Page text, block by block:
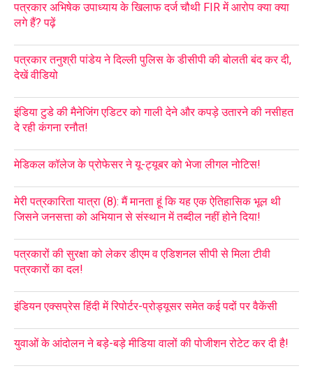
पत्रकार अभिषेक उपाध्याय के खिलाफ दर्ज चौथी FIR में आरोप क्या क्या
लगे हैं? पढ़ें
पत्रकार तनुश्री पांडेय ने दिल्ली पुलिस के डीसीपी की बोलती बंद कर दी,
देखें वीडियो
इंडिया टुडे की मैनेजिंग एडिटर को गाली देने और कपड़े उतारने की नसीहत
दे रही कंगना रनौत!
मेडिकल कॉलेज के प्रोफेसर ने यू-ट्यूबर को भेजा लीगल नोटिस!
मेरी पत्रकारिता यात्रा (8): मैं मानता हूं कि यह एक ऐतिहासिक भूल थी
जिसने जनसत्ता को अभियान से संस्थान में तब्दील नहीं होने दिया!
पत्रकारों की सुरक्षा को लेकर डीएम व एडिशनल सीपी से मिला टीवी
पत्रकारों का दल!
इंडियन एक्सप्रेस हिंदी में रिपोर्टर-प्रोड्यूसर समेत कई पदों पर वैकेंसी
युवाओं के आंदोलन ने बड़े-बड़े मीडिया वालों की पोजीशन रोटेट कर दी है!